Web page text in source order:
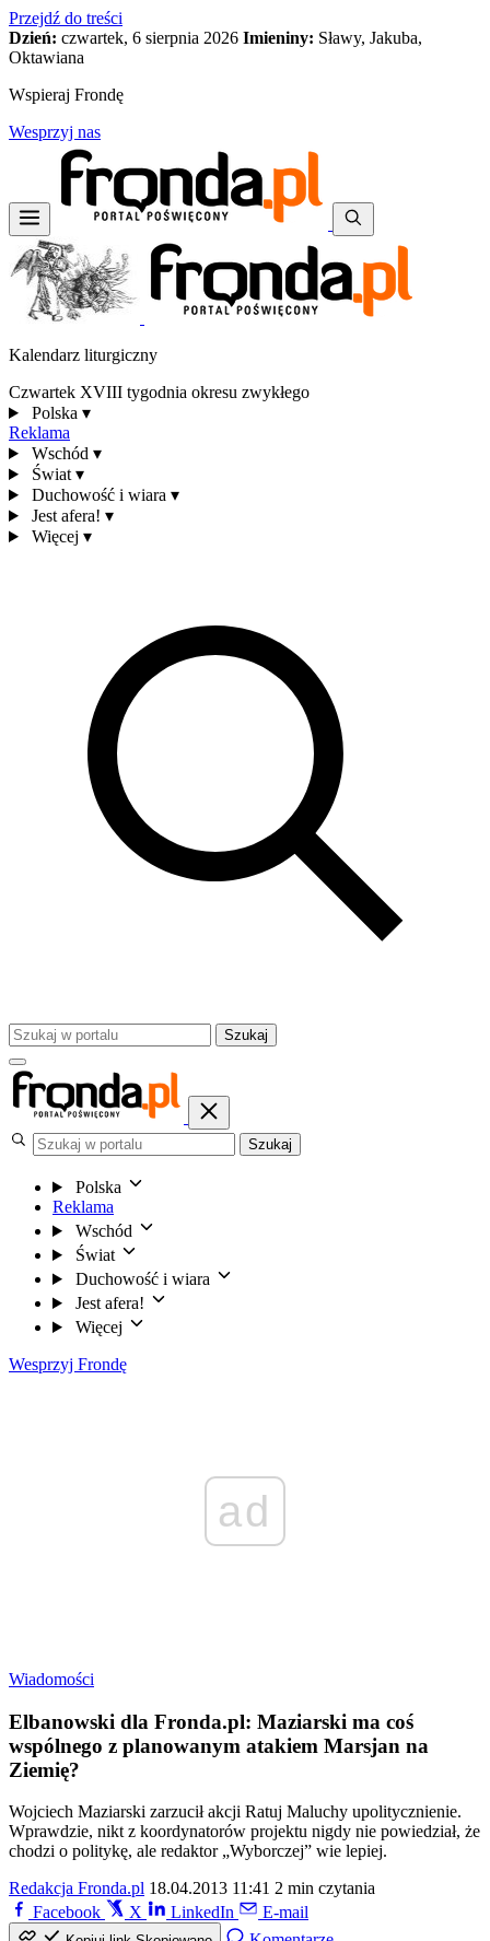
Przejdź do treści
Dzień: czwartek, 6 sierpnia 2026 Imieniny: Sławy, Jakuba,
Oktawiana
Wspieraj Frondę
Wesprzyj nas
Kalendarz liturgiczny
Czwartek XVIII tygodnia okresu zwykłego
Polska ▾
Reklama
Wschód ▾
Świat ▾
Duchowość i wiara ▾
Jest afera! ▾
Więcej ▾
Szukaj
Szukaj
Polska
Reklama
Wschód
Świat
Duchowość i wiara
Jest afera!
Więcej
Wesprzyj Frondę
ad
Wiadomości
Elbanowski dla Fronda.pl: Maziarski ma coś
wspólnego z planowanym atakiem Marsjan na
Ziemię?
Wojciech Maziarski zarzucił akcji Ratuj Maluchy upolitycznienie.
Wprawdzie, nikt z koordynatorów projektu nigdy nie powiedział, że
chodzi o politykę, ale redaktor „Wyborczej” wie lepiej.
Redakcja Fronda.pl 18.04.2013 11:41 2 min czytania
Facebook
X LinkedIn E-mail